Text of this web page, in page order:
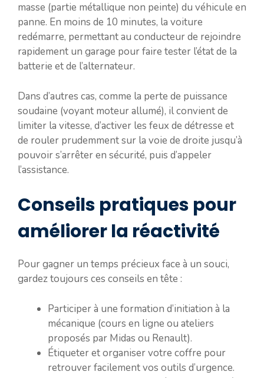
masse (partie métallique non peinte) du véhicule en
panne. En moins de 10 minutes, la voiture
redémarre, permettant au conducteur de rejoindre
rapidement un garage pour faire tester l’état de la
batterie et de l’alternateur.
Dans d’autres cas, comme la perte de puissance
soudaine (voyant moteur allumé), il convient de
limiter la vitesse, d’activer les feux de détresse et
de rouler prudemment sur la voie de droite jusqu’à
pouvoir s’arrêter en sécurité, puis d’appeler
l’assistance.
Conseils pratiques pour
améliorer la réactivité
Pour gagner un temps précieux face à un souci,
gardez toujours ces conseils en tête :
Participer à une formation d’initiation à la
mécanique (cours en ligne ou ateliers
proposés par Midas ou Renault).
Étiqueter et organiser votre coffre pour
retrouver facilement vos outils d’urgence.